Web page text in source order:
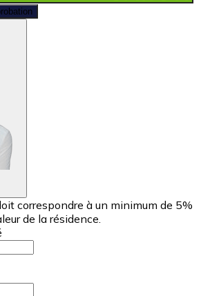
correspondre à un minimum de 5%
de la résidence.